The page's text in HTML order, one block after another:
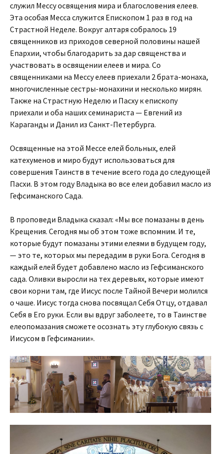
служил Мессу освящения мира и благословения елеев.
Эта особая Месса служится Епископом 1 раз в год на
Страстной Неделе. Вокруг алтаря собралось 19
священников из приходов северной половины нашей
Епархии, чтобы благодарить за дар священства и
участвовать в освящении елеев и мира. Со
священниками на Мессу елеев приехали 2 брата-монаха,
многочисленные сестры-монахини и несколько мирян.
Также на Страстную Неделю и Пасху к епископу
приехали и оба наших семинариста — Евгений из
Караганды и Данил из Санкт-Петербурга.
Освященные на этой Мессе елей больных, елей
катехуменов и миро будут использоваться для
совершения Таинств в течение всего года до следующей
Пасхи. В этом году Владыка во все елеи добавил масло из
Гефсиманского Сада.
В проповеди Владыка сказал: «Мы все помазаны в день
Крещения. Сегодня мы об этом тоже вспомним. И те,
которые будут помазаны этими елеями в будущем году,
— это те, которых мы передадим в руки Бога. Сегодня в
каждый елей будет добавлено масло из Гефсиманского
сада. Оливки выросли на тех деревьях, которые имеют
свои корни там, где Иисус после Тайной Вечери молился
о чаше. Иисус тогда снова посвящал Себя Отцу, отдавал
Себя в Его руки. Если вы вдруг заболеете, то в Таинстве
елеопомазания сможете осознать эту глубокую связь с
Иисусом в Гефсимании».